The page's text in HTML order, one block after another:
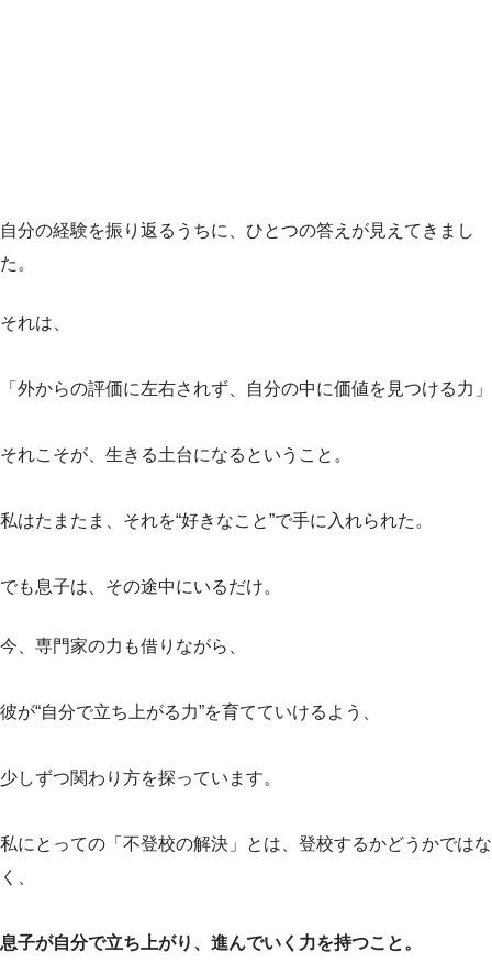
自分の経験を振り返るうちに、ひとつの答えが見えてきまし
た。
それは、
「外からの評価に左右されず、自分の中に価値を見つける力」
それこそが、生きる土台になるということ。
私はたまたま、それを“好きなこと”で手に入れられた。
でも息子は、その途中にいるだけ。
今、専門家の力も借りながら、
彼が“自分で立ち上がる力”を育てていけるよう、
少しずつ関わり方を探っています。
私にとっての「不登校の解決」とは、登校するかどうかではな
く、
息子が自分で立ち上がり、進んでいく力を持つこと。